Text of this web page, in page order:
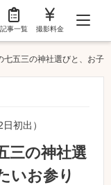
記事一覧 撮影料金
七五三の神社選びと、お子
初出）
三の神社選
いお参り